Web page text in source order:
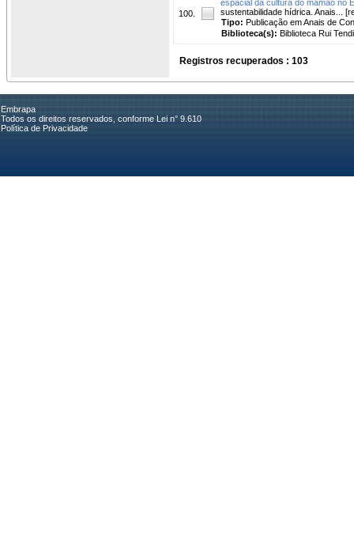
100.
espacial da cultura do mamão no
sustentabilidade hídrica. Anais...
Tipo: Publicação em Anais de
Biblioteca(s): Biblioteca Rui
Registros recuperados : 103
Embrapa
Todos os direitos reservados, conforme Lei n° 9.610
Política de Privacidade